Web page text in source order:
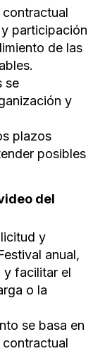
participación
de las
se
y
plazos
posibles
del
y
anual,
y facilitar el
o la
se basa en